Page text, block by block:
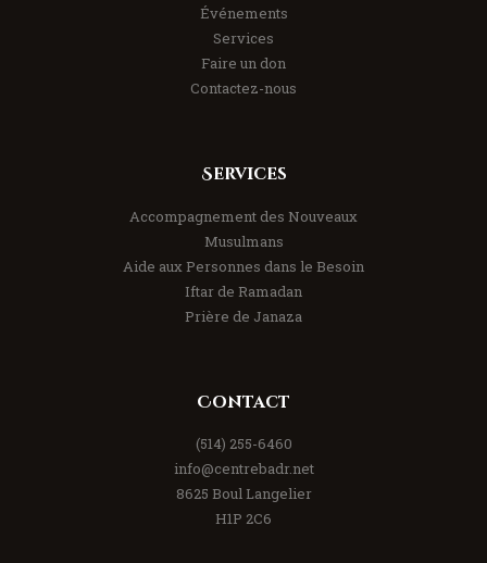
Événements
Services
Faire un don
Contactez-nous
Services
Accompagnement des Nouveaux
Musulmans
Aide aux Personnes dans le Besoin
Iftar de Ramadan
Prière de Janaza
Contact
(514) 255-6460
info@centrebadr.net
8625 Boul Langelier
H1P 2C6